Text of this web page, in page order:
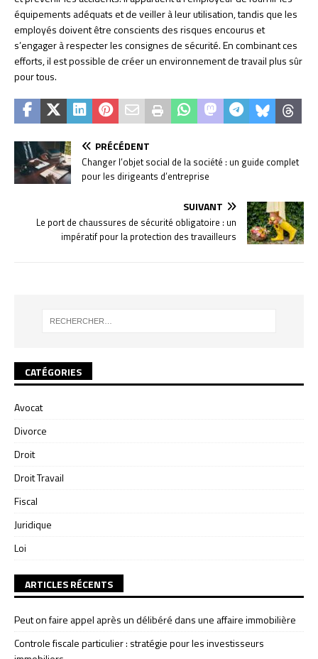
équipements adéquats et de veiller à leur utilisation, tandis que les
employés doivent être conscients des risques encourus et
s’engager à respecter les consignes de sécurité. En combinant ces
efforts, il est possible de créer un environnement de travail plus sûr
pour tous.
PRÉCÉDENT
Changer l’objet social de la société : un guide complet
pour les dirigeants d’entreprise
SUIVANT
Le port de chaussures de sécurité obligatoire : un
impératif pour la protection des travailleurs
CATÉGORIES
Avocat
Divorce
Droit
Droit Travail
Fiscal
Juridique
Loi
ARTICLES RÉCENTS
Peut on faire appel après un délibéré dans une affaire immobilière
Controle fiscale particulier : stratégie pour les investisseurs